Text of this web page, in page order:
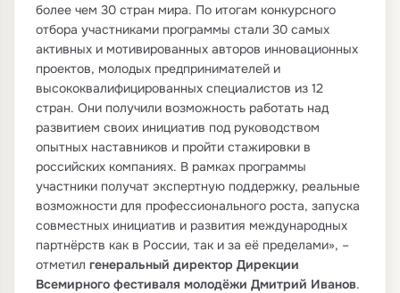
более чем 30 стран мира. По итогам конкурсного
отбора участниками программы стали 30 самых
активных и мотивированных авторов инновационных
проектов, молодых предпринимателей и
высококвалифицированных специалистов из 12
стран. Они получили возможность работать над
развитием своих инициатив под руководством
опытных наставников и пройти стажировки в
российских компаниях. В рамках программы
участники получат экспертную поддержку, реальные
возможности для профессионального роста, запуска
совместных инициатив и развития международных
партнёрств как в России, так и за её пределами», –
отметил генеральный директор Дирекции
Всемирного фестиваля молодёжи Дмитрий Иванов.